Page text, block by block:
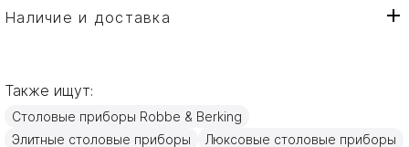
Страна производителя
Наличие и доставка
Также ищут:
Столовые приборы Robbe & Berking
Элитные столовые приборы
Люксовые столовые приборы